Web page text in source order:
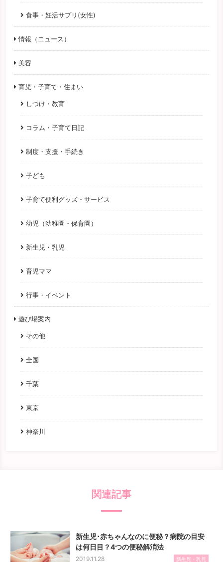
食事・妊活サプリ(女性)
情報（ニュース）
美容
育児・子育て・住まい
しつけ・教育
コラム・子育て日記
制度・支援・手続き
子ども
子育て便利グッズ・サービス
幼児（幼稚園・保育園）
新生児・乳児
育児ママ
行事・イベント
遊び場案内
その他
全国
千葉
東京
神奈川
関連記事
新生児･赤ちゃんなのに便秘？病院の目安
は何日目？4つの便秘解消法
2019.11.28 新生児・乳児